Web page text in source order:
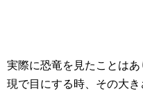
実際に恐竜を見たことは
現で目にする時、その大き